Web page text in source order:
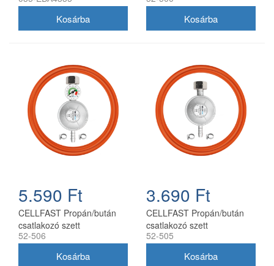
5.590 Ft
CELLFAST Propán/bután
csatlakozó szett
nyomásmérővel
52-506
3.690 Ft
CELLFAST Propán/bután
csatlakozó szett
52-505